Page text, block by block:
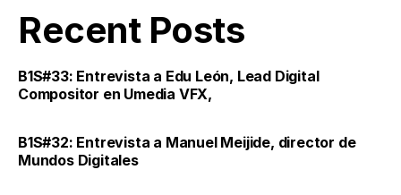
Recent Posts
B1S#33: Entrevista a Edu León, Lead Digital
Compositor en Umedia VFX,
B1S#32: Entrevista a Manuel Meijide, director de
Mundos Digitales